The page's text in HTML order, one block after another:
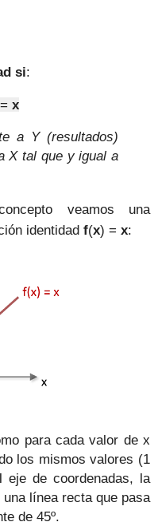
si:
x
a Y (resultados)
X tal que y igual a
veamos una
identidad f(x) = x:
para cada valor de x
los mismos valores (1
eje de coordenadas, la
línea recta que pasa
de 45º.